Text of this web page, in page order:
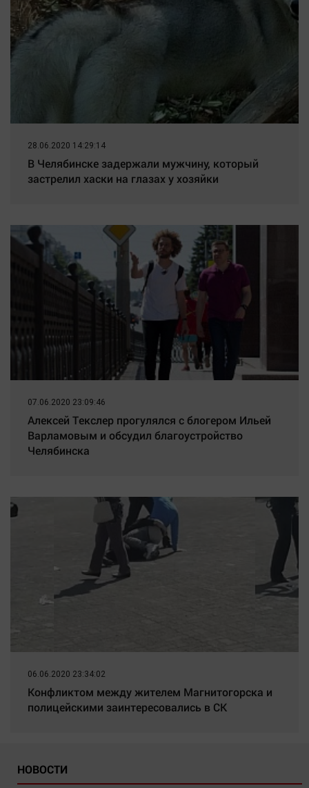
28.06.2020 14:29:14
В Челябинске задержали мужчину, который
застрелил хаски на глазах у хозяйки
07.06.2020 23:09:46
Алексей Текслер прогулялся с блогером Ильей
Варламовым и обсудил благоустройство
Челябинска
06.06.2020 23:34:02
Конфликтом между жителем Магнитогорска и
полицейскими заинтересовались в СК
НОВОСТИ